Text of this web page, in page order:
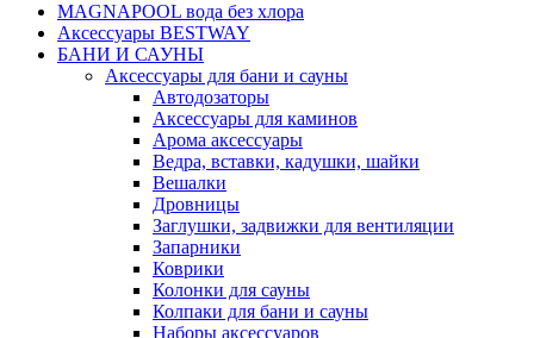
MAGNAPOOL вода без хлора
Аксессуары BESTWAY
БАНИ И САУНЫ
Аксессуары для бани и сауны
Автодозаторы
Аксессуары для каминов
Арома аксессуары
Ведра, вставки, кадушки, шайки
Вешалки
Дровницы
Заглушки, задвижки для вентиляции
Запарники
Коврики
Колонки для сауны
Колпаки для бани и сауны
Наборы аксессуаров